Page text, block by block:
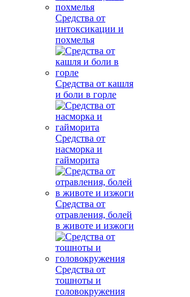
Средства от
интоксикации и
похмелья
Средства от кашля
и боли в горле
Средства от
насморка и
гайморита
Средства от
отравления, болей
в животе и изжоги
Средства от
тошноты и
головокружения